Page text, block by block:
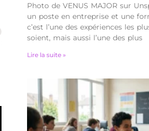
Photo de VENUS MAJOR sur
un poste en entreprise et une
c’est l’une des expériences les
soient, mais aussi l’une des plus
Lire la suite »